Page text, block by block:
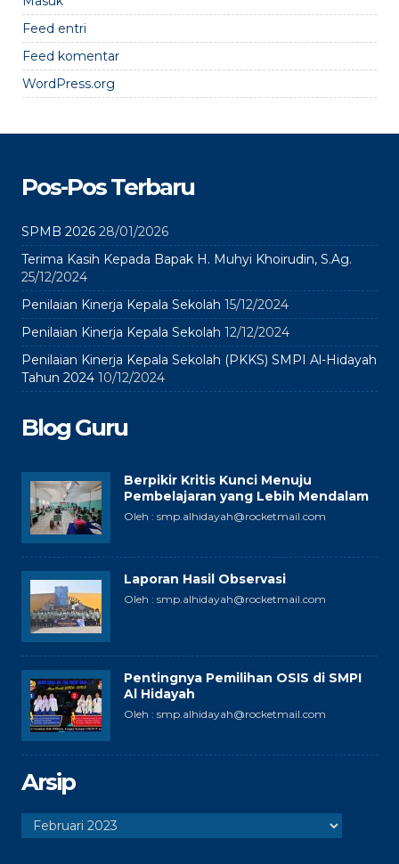
Feed entri
Feed komentar
WordPress.org
Pos-Pos Terbaru
SPMB 2026 28/01/2026
Terima Kasih Kepada Bapak H. Muhyi Khoirudin, S.Ag.
25/12/2024
Penilaian Kinerja Kepala Sekolah 15/12/2024
Penilaian Kinerja Kepala Sekolah 12/12/2024
Penilaian Kinerja Kepala Sekolah (PKKS) SMPI Al-Hidayah
Tahun 2024 10/12/2024
Blog Guru
Berpikir Kritis Kunci Menuju
Pembelajaran yang Lebih Mendalam
Oleh : smp.alhidayah@rocketmail.com
Laporan Hasil Observasi
Oleh : smp.alhidayah@rocketmail.com
Pentingnya Pemilihan OSIS di SMPI
Al Hidayah
Oleh : smp.alhidayah@rocketmail.com
Arsip
Arsip